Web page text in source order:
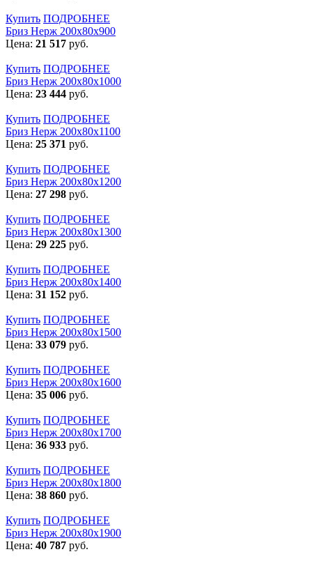
Купить ПОДРОБНЕЕ
Бриз Нерж 200х80х900
Цена: 21 517 руб.
Купить ПОДРОБНЕЕ
Бриз Нерж 200х80х1000
Цена: 23 444 руб.
Купить ПОДРОБНЕЕ
Бриз Нерж 200х80х1100
Цена: 25 371 руб.
Купить ПОДРОБНЕЕ
Бриз Нерж 200х80х1200
Цена: 27 298 руб.
Купить ПОДРОБНЕЕ
Бриз Нерж 200х80х1300
Цена: 29 225 руб.
Купить ПОДРОБНЕЕ
Бриз Нерж 200х80х1400
Цена: 31 152 руб.
Купить ПОДРОБНЕЕ
Бриз Нерж 200х80х1500
Цена: 33 079 руб.
Купить ПОДРОБНЕЕ
Бриз Нерж 200х80х1600
Цена: 35 006 руб.
Купить ПОДРОБНЕЕ
Бриз Нерж 200х80х1700
Цена: 36 933 руб.
Купить ПОДРОБНЕЕ
Бриз Нерж 200х80х1800
Цена: 38 860 руб.
Купить ПОДРОБНЕЕ
Бриз Нерж 200х80х1900
Цена: 40 787 руб.